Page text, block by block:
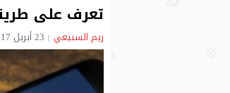
تعرف على
ريم السبيعي 23 أبريل 2017